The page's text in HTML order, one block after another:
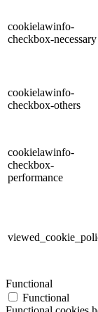
cookielawinfo-
checkbox-necessary
cookielawinfo-
checkbox-others
cookielawinfo-
checkbox-
performance
Functional
Functional